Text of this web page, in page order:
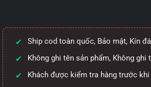
Ship cod toàn quốc, Bảo mật, Kín
Không ghi tên sản phẩm, Không ghi
Khách được kiểm tra hàng trước khi